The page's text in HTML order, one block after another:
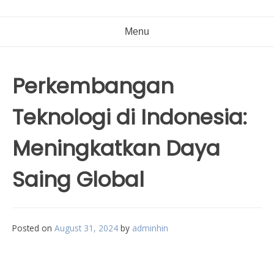
Menu
Perkembangan
Teknologi di Indonesia:
Meningkatkan Daya
Saing Global
Posted on August 31, 2024 by adminhin